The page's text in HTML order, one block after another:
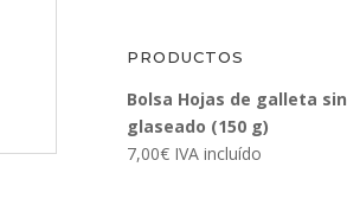
PRODUCTOS
Bolsa Hojas de galleta sin
glaseado (150 g)
7,00€ IVA incluído